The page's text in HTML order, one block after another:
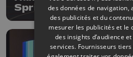
Sprimontdes données de navigation,
des publicités et du
mesurer les publicités et le
des insights d’audience
services. Fournisseurs tiers